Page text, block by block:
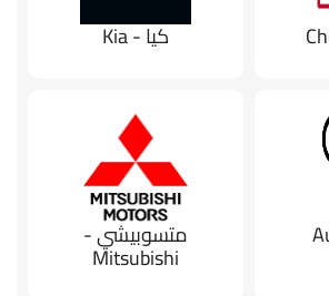
كيا - Kia
متسوبيشي -
Mitsubishi